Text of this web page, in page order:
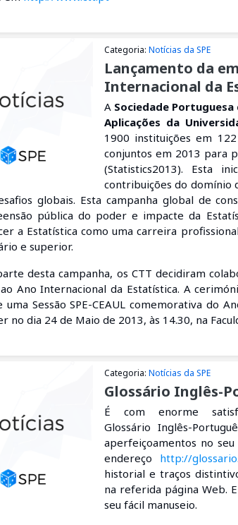
Categoria: Notícias da SPE
Lançamento da
Internacional da
A Sociedade
Aplicações da
1900 instituições em
conjuntos em 2013 para
(Statistics2013). Esta
contribuições do domínio
globais. Esta campanha global de
pública do poder e impacte da
a Estatística como uma carreira
e superior.
desta campanha, os CTT decidiram
Ano Internacional da Estatística. A
uma Sessão SPE-CEAUL comemorativa do
no dia 24 de Maio de 2013, às 14.30, na
Categoria: Notícias da SPE
Glossário Inglês-
É com enorme
Glossário Inglês-
aperfeiçoamentos no
endereço http://
historial e traços
na referida página Web.
seu fácil manuseio.